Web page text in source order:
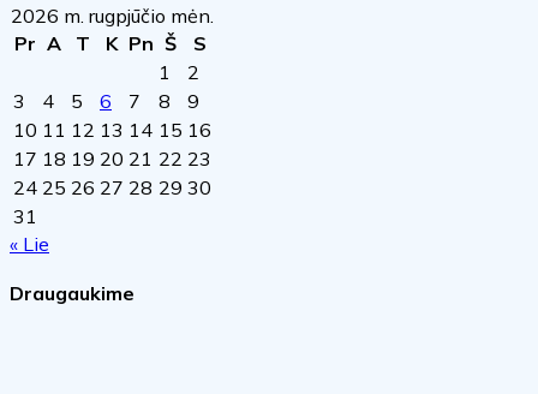
2026 m. rugpjūčio mėn.
Pr A T K Pn Š
S
1
2
3
4 5 6 7 8
9
10 11 12 13 14 15 16
17 18 19 20 21 22 23
24 25 26 27 28 29 30
31
« Lie
Draugaukime